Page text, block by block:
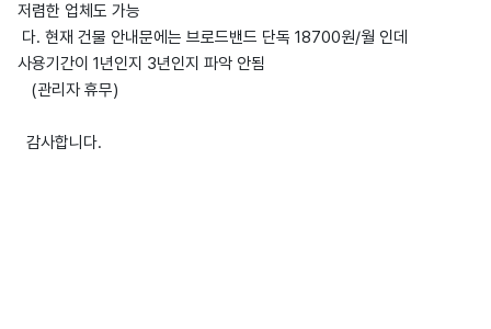
저렴한 업체도 가능
다. 현재 건물 안내문에는 브로드밴드 단독 18700원/월 인데
사용기간이 1년인지 3년인지 파악 안됨
(관리자 휴무)
감사합니다.